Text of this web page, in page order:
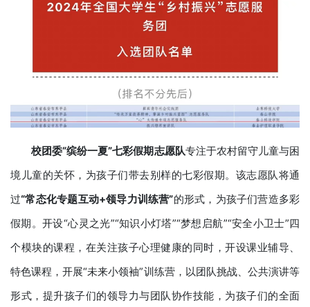
校团委“缤纷一夏”七彩假期志愿队专注于农村留守儿童与困
境儿童的关怀，为孩子们带去别样的七彩假期。该志愿队将通
过“常态化专题互动+领导力训练营”的形式，为孩子们营造多彩
假期。开设“心灵之光”“知识小灯塔”“梦想启航”“安全小卫士”四
个模块的课程，在关注孩子心理健康的同时，开设课业辅导、
特色课程，开展“未来小领袖”训练营，以团队挑战、公共演讲等
形式，提升孩子们的领导力与团队协作技能，为孩子们的全面